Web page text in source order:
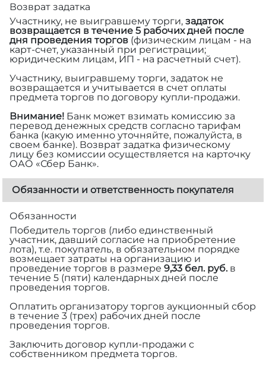
Возврат задатка
Участнику, не выигравшему торги, задаток
возвращается в течение 5 рабочих дней после
дня проведения торгов (физическим лицам - на
карт-счет, указанный при регистрации;
юридическим лицам, ИП - на расчетный счет).
Участнику, выигравшему торги, задаток не
возвращается и учитывается в счет оплаты
предмета торгов по договору купли-продажи.
Внимание! Банк может взимать комиссию за
перевод денежных средств согласно тарифам
банка (какую именно уточняйте, пожалуйста, в
своем банке). Возврат задатка физическому
лицу без комиссии осуществляется на карточку
ОАО «Сбер Банк».
Обязанности и ответственность покупателя
Обязанности
Победитель торгов (либо единственный
участник, давший согласие на приобретение
лота), т.е. покупатель, в обязательном порядке
возмещает затраты на организацию и
проведение торгов в размере 9,33 бел. руб.в
течение 5 (пяти) календарных дней после
проведения торгов.
Оплатить организатору торгов аукционный сбор
в течение 3 (трех) рабочих дней после
проведения торгов.
Заключить договор купли-продажи с
собственником предмета торгов.